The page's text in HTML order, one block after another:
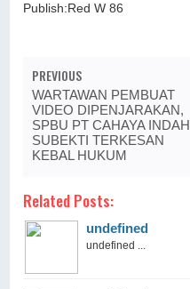
Publish:Red W 86
PREVIOUS
WARTAWAN PEMBUAT
VIDEO DIPENJARAKAN,
SPBU PT CAHAYA INDAH
SUBEKTI TERKESAN
KEBAL HUKUM
Related Posts:
undefined
undefined ...